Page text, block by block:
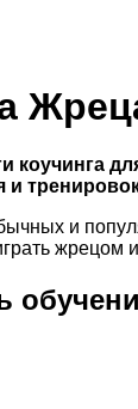
коучинга
и
и